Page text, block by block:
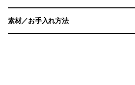
素材／お手入れ方法